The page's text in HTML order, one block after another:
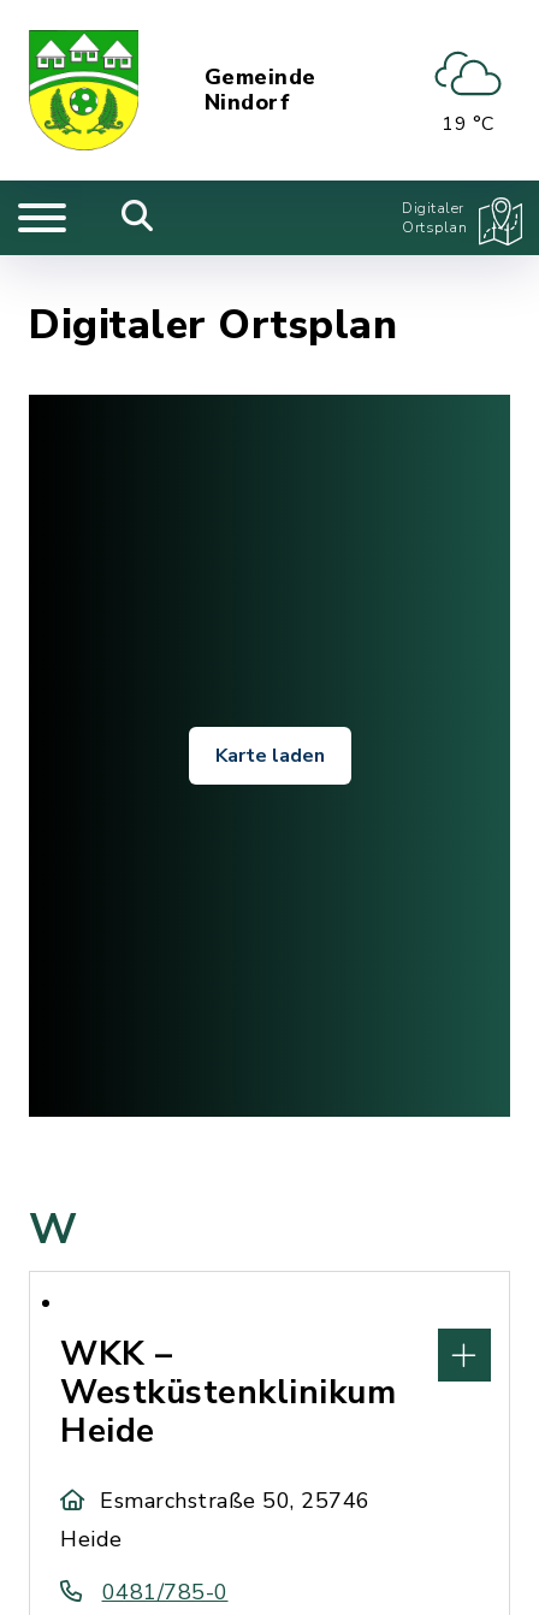
Gemeinde
Nindorf
19 °C
Digitaler
Ortsplan
Digitaler Ortsplan
Karte laden
W
WKK –
Westküstenklinikum
Heide
Esmarchstraße 50, 25746
Heide
0481/785-0